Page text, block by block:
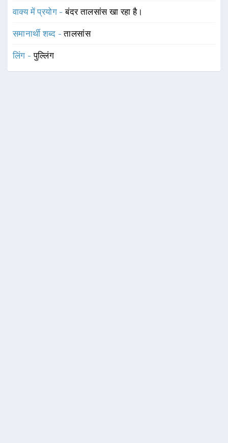
वाक्य में प्रयोग -बंदर तालसांस खा रहा है।
समानार्थी शब्द -तालसांस
लिंग -पुल्लिंग